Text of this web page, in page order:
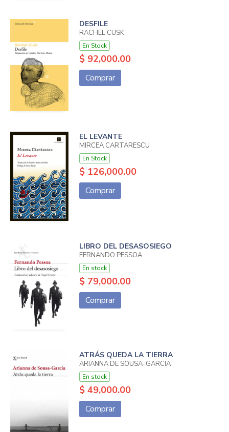
DESFILE
RACHEL CUSK
En Stock
$ 92,000.00
Comprar
EL LEVANTE
MIRCEA CARTARESCU
En Stock
$ 126,000.00
Comprar
LIBRO DEL DESASOSIEGO
FERNANDO PESSOA
En stock
$ 79,000.00
Comprar
ATRÁS QUEDA LA TIERRA
ARIANNA DE SOUSA-GARCÍA
En stock
$ 49,000.00
Comprar